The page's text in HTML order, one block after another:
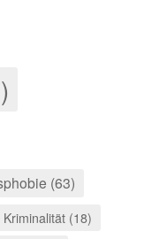
(63)
Kriminalität (18)